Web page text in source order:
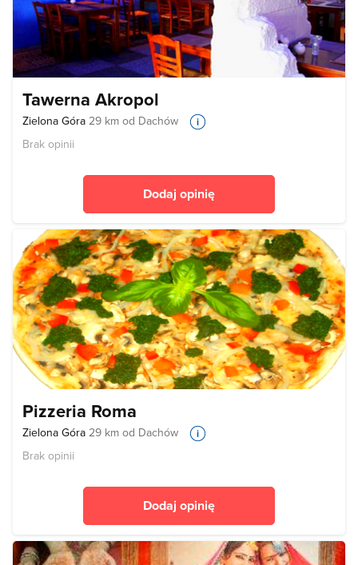
Tawerna Akropol
Zielona Góra 29 km od Dachów
Brak opinii
Dodaj opinię
Pizzeria Roma
Zielona Góra 29 km od Dachów
Brak opinii
Dodaj opinię